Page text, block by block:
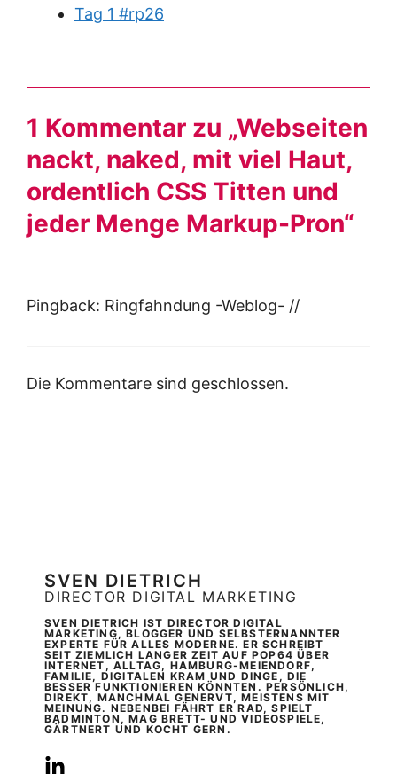
Tag 1 #rp26
1 Kommentar zu „Webseiten
nackt, naked, mit viel Haut,
ordentlich CSS Titten und
jeder Menge Markup-Pron“
Pingback: Ringfahndung -Weblog- //
Die Kommentare sind geschlossen.
SVEN DIETRICH
DIRECTOR DIGITAL MARKETING
SVEN DIETRICH IST DIRECTOR DIGITAL
MARKETING, BLOGGER UND SELBSTERNANNTER
EXPERTE FÜR ALLES MODERNE. ER SCHREIBT
SEIT ZIEMLICH LANGER ZEIT AUF POP64 ÜBER
INTERNET, ALLTAG, HAMBURG-MEIENDORF,
FAMILIE, DIGITALEN KRAM UND DINGE, DIE
BESSER FUNKTIONIEREN KÖNNTEN. PERSÖNLICH,
DIREKT, MANCHMAL GENERVT, MEISTENS MIT
MEINUNG. NEBENBEI FÄHRT ER RAD, SPIELT
BADMINTON, MAG BRETT- UND VIDEOSPIELE,
GÄRTNERT UND KOCHT GERN.